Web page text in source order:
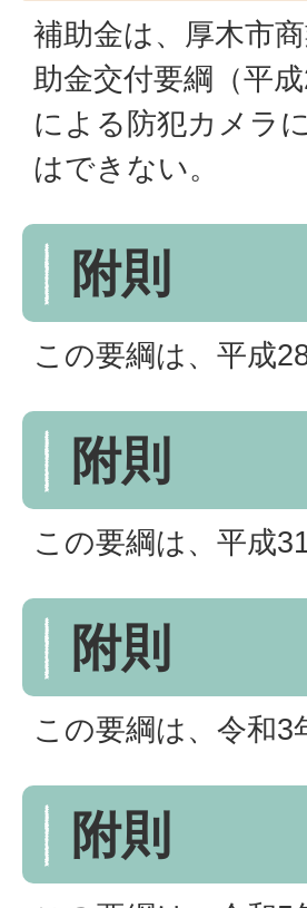
補助金は、厚木市
助金交付要綱（平
による防犯カメラ
はできない。
附則
この要綱は、平成
附則
この要綱は、平成
附則
この要綱は、令和
附則